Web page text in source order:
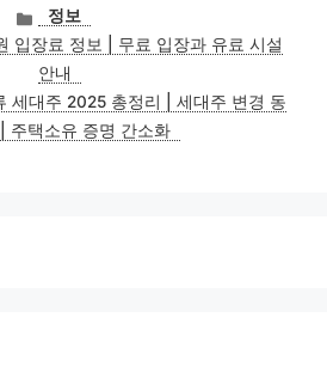
카
테
고
리
정보
입장료 정보 | 무료 입장과 유료 시설
안내
세대주 2025 총정리 | 세대주 변경 동
주택소유 증명 간소화